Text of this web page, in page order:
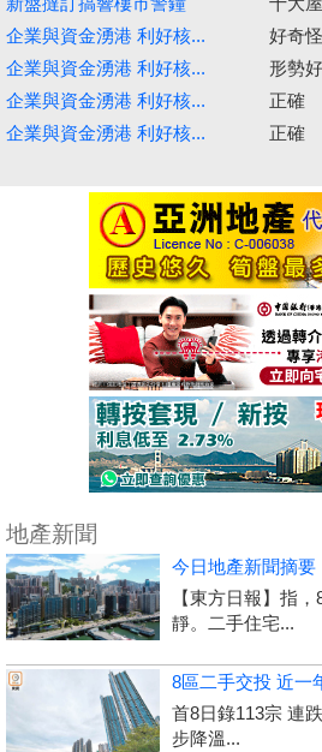
企業與資金湧港 利好核...
好奇怪
企業與資金湧港 利好核...
形勢好
企業與資金湧港 利好核...
正確
企業與資金湧港 利好核...
正確
地產新聞
今日地產新聞摘要
【東方日報】指
靜。二手住宅...
8區二手交投 近一
首8日錄113宗 連
步降溫...